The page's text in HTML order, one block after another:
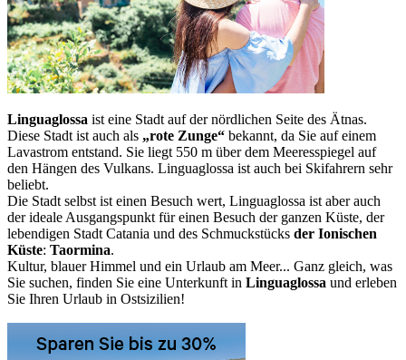
Linguaglossa ist eine Stadt auf der nördlichen Seite des Ätnas.
Diese Stadt ist auch als „rote Zunge“ bekannt, da Sie auf einem
Lavastrom entstand. Sie liegt 550 m über dem Meeresspiegel auf
den Hängen des Vulkans. Linguaglossa ist auch bei Skifahrern sehr
beliebt.
Die Stadt selbst ist einen Besuch wert, Linguaglossa ist aber auch
der ideale Ausgangspunkt für einen Besuch der ganzen Küste, der
lebendigen Stadt Catania und des Schmuckstücks der Ionischen
Küste: Taormina.
Kultur, blauer Himmel und ein Urlaub am Meer... Ganz gleich, was
Sie suchen, finden Sie eine Unterkunft in Linguaglossa und erleben
Sie Ihren Urlaub in Ostsizilien!